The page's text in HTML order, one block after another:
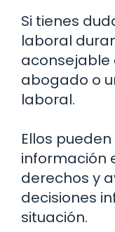
Si tienes
laboral
aconsejable
abogado o
laboral.
Ellos
información
derechos y
decisiones
situación.